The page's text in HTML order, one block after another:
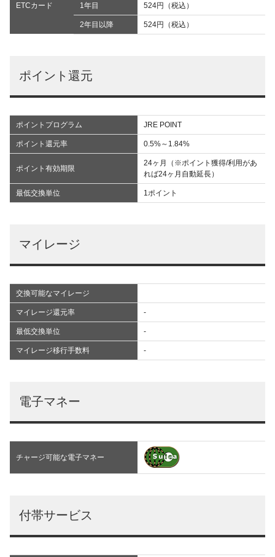
ETCカード 1年目 524円（税込）
2年目以降 524円（税込）
ポイント還元
ポイントプログラム JRE POINT
ポイント還元率 0.5%～1.84%
ポイント有効期限
24ヶ月（※ポイント獲得/利用があ
れば24ヶ月自動延長）
最低交換単位 1ポイント
マイレージ
交換可能なマイレージ
マイレージ還元率 -
最低交換単位 -
マイレージ移行手数料 -
電子マネー
チャージ可能な電子マネー
付帯サービス